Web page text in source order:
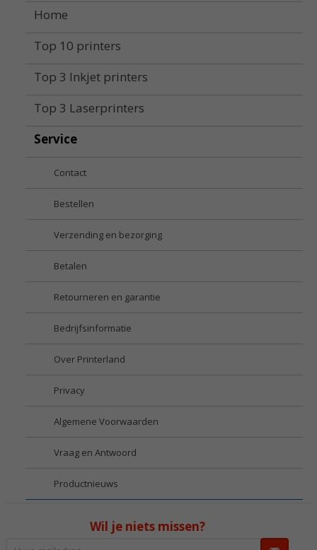
Home
Top 10 printers
Top 3 Inkjet printers
Top 3 Laserprinters
Service
Contact
Bestellen
Verzending en bezorging
Betalen
Retourneren en garantie
Bedrijfsinformatie
Over Printerland
Privacy
Algemene Voorwaarden
Vraag en Antwoord
Productnieuws
Wil je niets missen?